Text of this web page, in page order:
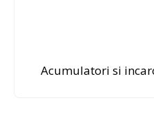
Acumulatori si